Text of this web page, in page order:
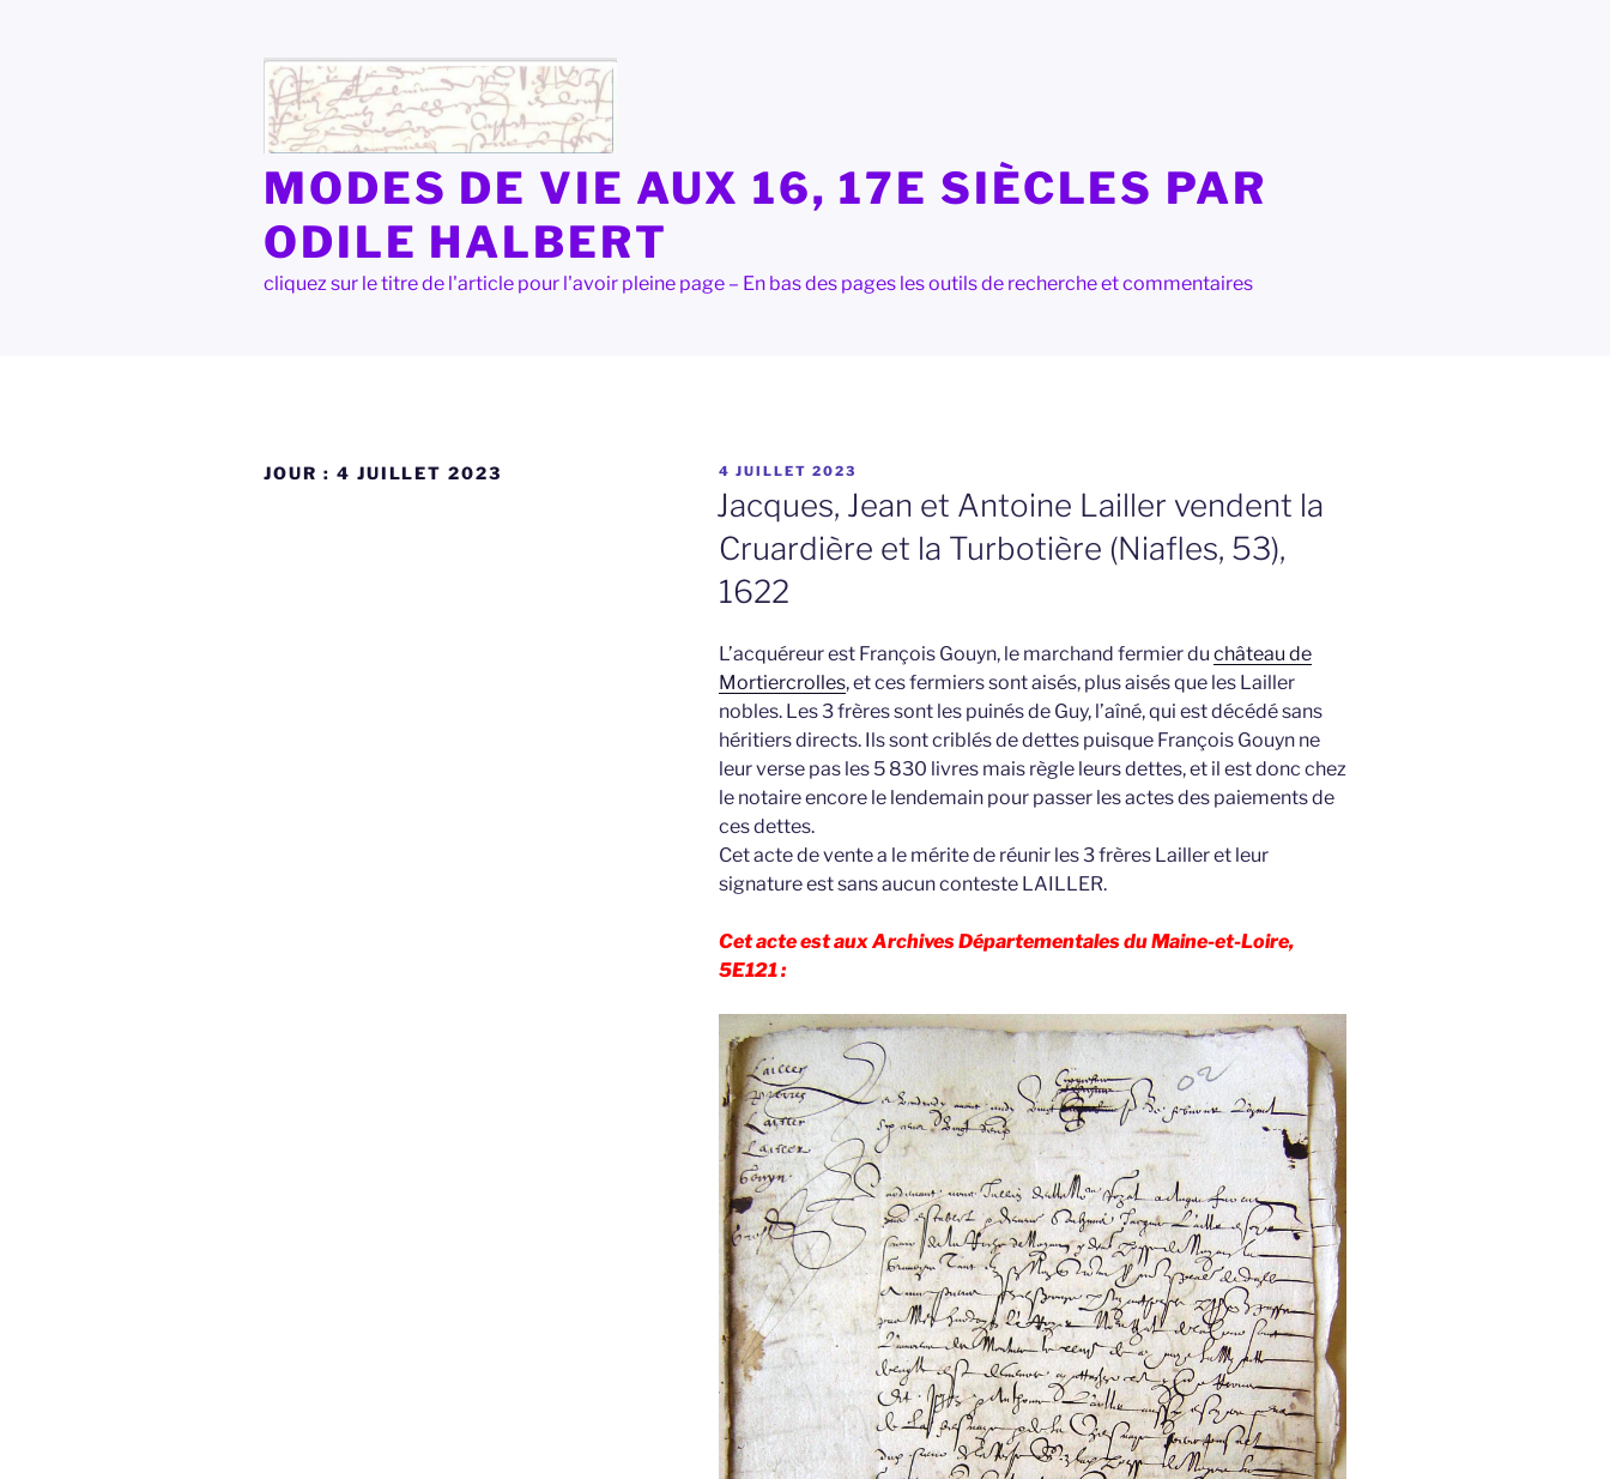
MODES DE VIE AUX 16, 17E SIÈCLES PAR
ODILE HALBERT
cliquez sur le titre de l'article pour l'avoir pleine page – En bas des pages les outils de recherche et commentaires
JOUR : 4 JUILLET 2023
PUBLIÉ
LE
4 JUILLET 2023
Jacques, Jean et Antoine Lailler vendent la
Cruardière et la Turbotière (Niafles, 53),
1622
L’acquéreur est François Gouyn, le marchand fermier du château de
Mortiercrolles, et ces fermiers sont aisés, plus aisés que les Lailler
nobles. Les 3 frères sont les puinés de Guy, l’aîné, qui est décédé sans
héritiers directs. Ils sont criblés de dettes puisque François Gouyn ne
leur verse pas les 5 830 livres mais règle leurs dettes, et il est donc chez
le notaire encore le lendemain pour passer les actes des paiements de
ces dettes.
Cet acte de vente a le mérite de réunir les 3 frères Lailler et leur
signature est sans aucun conteste LAILLER.
Cet acte est aux Archives Départementales du Maine-et-Loire,
5E121 :